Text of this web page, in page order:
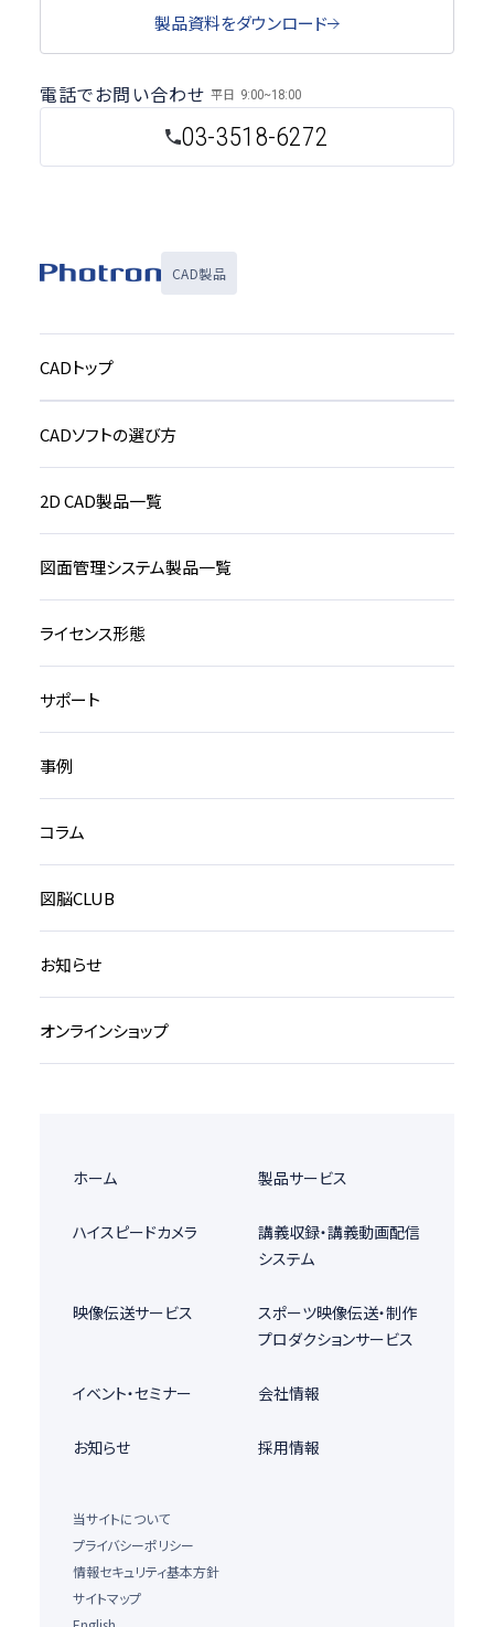
製品資料をダウンロード
03-3518-6272
電話でお問い合わせ 平日 9:00~18:00
CAD製品
CADトップ
CADソフトの選び方
2D CAD製品一覧
図面管理システム製品一覧
ライセンス形態
サポート
事例
コラム
図脳CLUB
お知らせ
オンラインショップ
ホーム 製品サービス
ハイスピードカメラ
講義収録・講義動画配信
システム
映像伝送サービス
スポーツ映像伝送・制作
プロダクションサービス
イベント・セミナー 会社情報
お知らせ 採用情報
当サイトについて
プライバシーポリシー
情報セキュリティ基本方針
サイトマップ